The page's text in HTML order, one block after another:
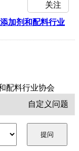
关注
加剂和配料行业
配料行业协会
自定义问题